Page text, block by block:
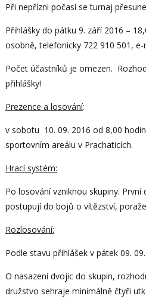
Při nepřízni počasí se turnaj
Přihlášky do pátku 9. září 2016 –
osobně, telefonicky 722 910 501, e-
Počet účastníků je omezen.
přihlášky!
Prezence a losování:
v sobotu 10. 09. 2016 od 8,00
sportovním areálu v Prachaticích.
Hrací systém:
Po losování vzniknou skupiny. První
postupují do bojů o vítězství,
Rozlosování:
Podle stavu přihlášek v pátek 09.
O nasazení dvojic do skupin,
družstvo sehraje minimálně čtyři